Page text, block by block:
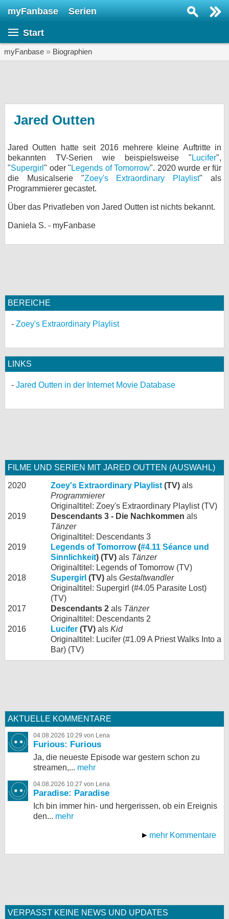
myFanbase Serien
Start
myFanbase » Biographien
Jared Outten
Jared Outten hatte seit 2016 mehrere kleine Auftritte in
bekannten TV-Serien wie beispielsweise " Lucifer",
"Supergirl " oder " Legends of Tomorrow". 2020 wurde er für
die Musicalserie "Zoey's Extraordinary Playlist" als
Programmierer gecastet.
Über das Privatleben von Jared Outten ist nichts bekannt.
Daniela S. - myFanbase
BEREICHE
Zoey's Extraordinary Playlist
LINKS
Jared Outten in der Internet Movie Database
FILME UND SERIEN MIT JARED OUTTEN (AUSWAHL)
2020 Zoey's Extraordinary Playlist (TV) als
Programmierer
Originaltitel: Zoey's Extraordinary Playlist (TV)
2019
Descendants 3 - Die Nachkommen als
Tänzer
Originaltitel: Descendants 3
2019
Legends of Tomorrow(#4.11 Séance und
Sinnlichkeit) (TV) als Tänzer
Originaltitel: Legends of Tomorrow (TV)
2018
Supergirl (TV) als Gestaltwandler
Originaltitel: Supergirl (#4.05 Parasite Lost)
(TV)
2017
Descendants 2 als Tänzer
Originaltitel: Descendants 2
2016
Lucifer (TV) als Kid
Originaltitel: Lucifer (#1.09 A Priest Walks Into a
Bar) (TV)
AKTUELLE KOMMENTARE
04.08.2026 10:29 von Lena
Furious: Furious
Ja, die neueste Episode war gestern schon zu
streamen,... mehr
04.08.2026 10:27 von Lena
Paradise: Paradise
Ich bin immer hin- und hergerissen, ob ein Ereignis
den... mehr
mehr Kommentare
VERPASST KEINE NEWS UND UPDATES
KULTUR
Specials
SERVICE
bei X
Nutzungsbedingungen
Impressum